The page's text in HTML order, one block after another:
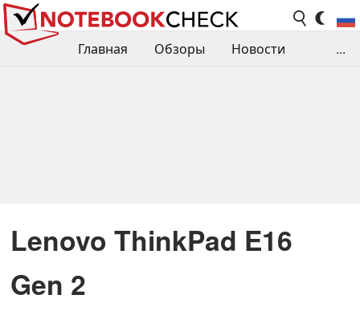
Главная Обзоры
Новости
...
Lenovo ThinkPad E16
Gen 2